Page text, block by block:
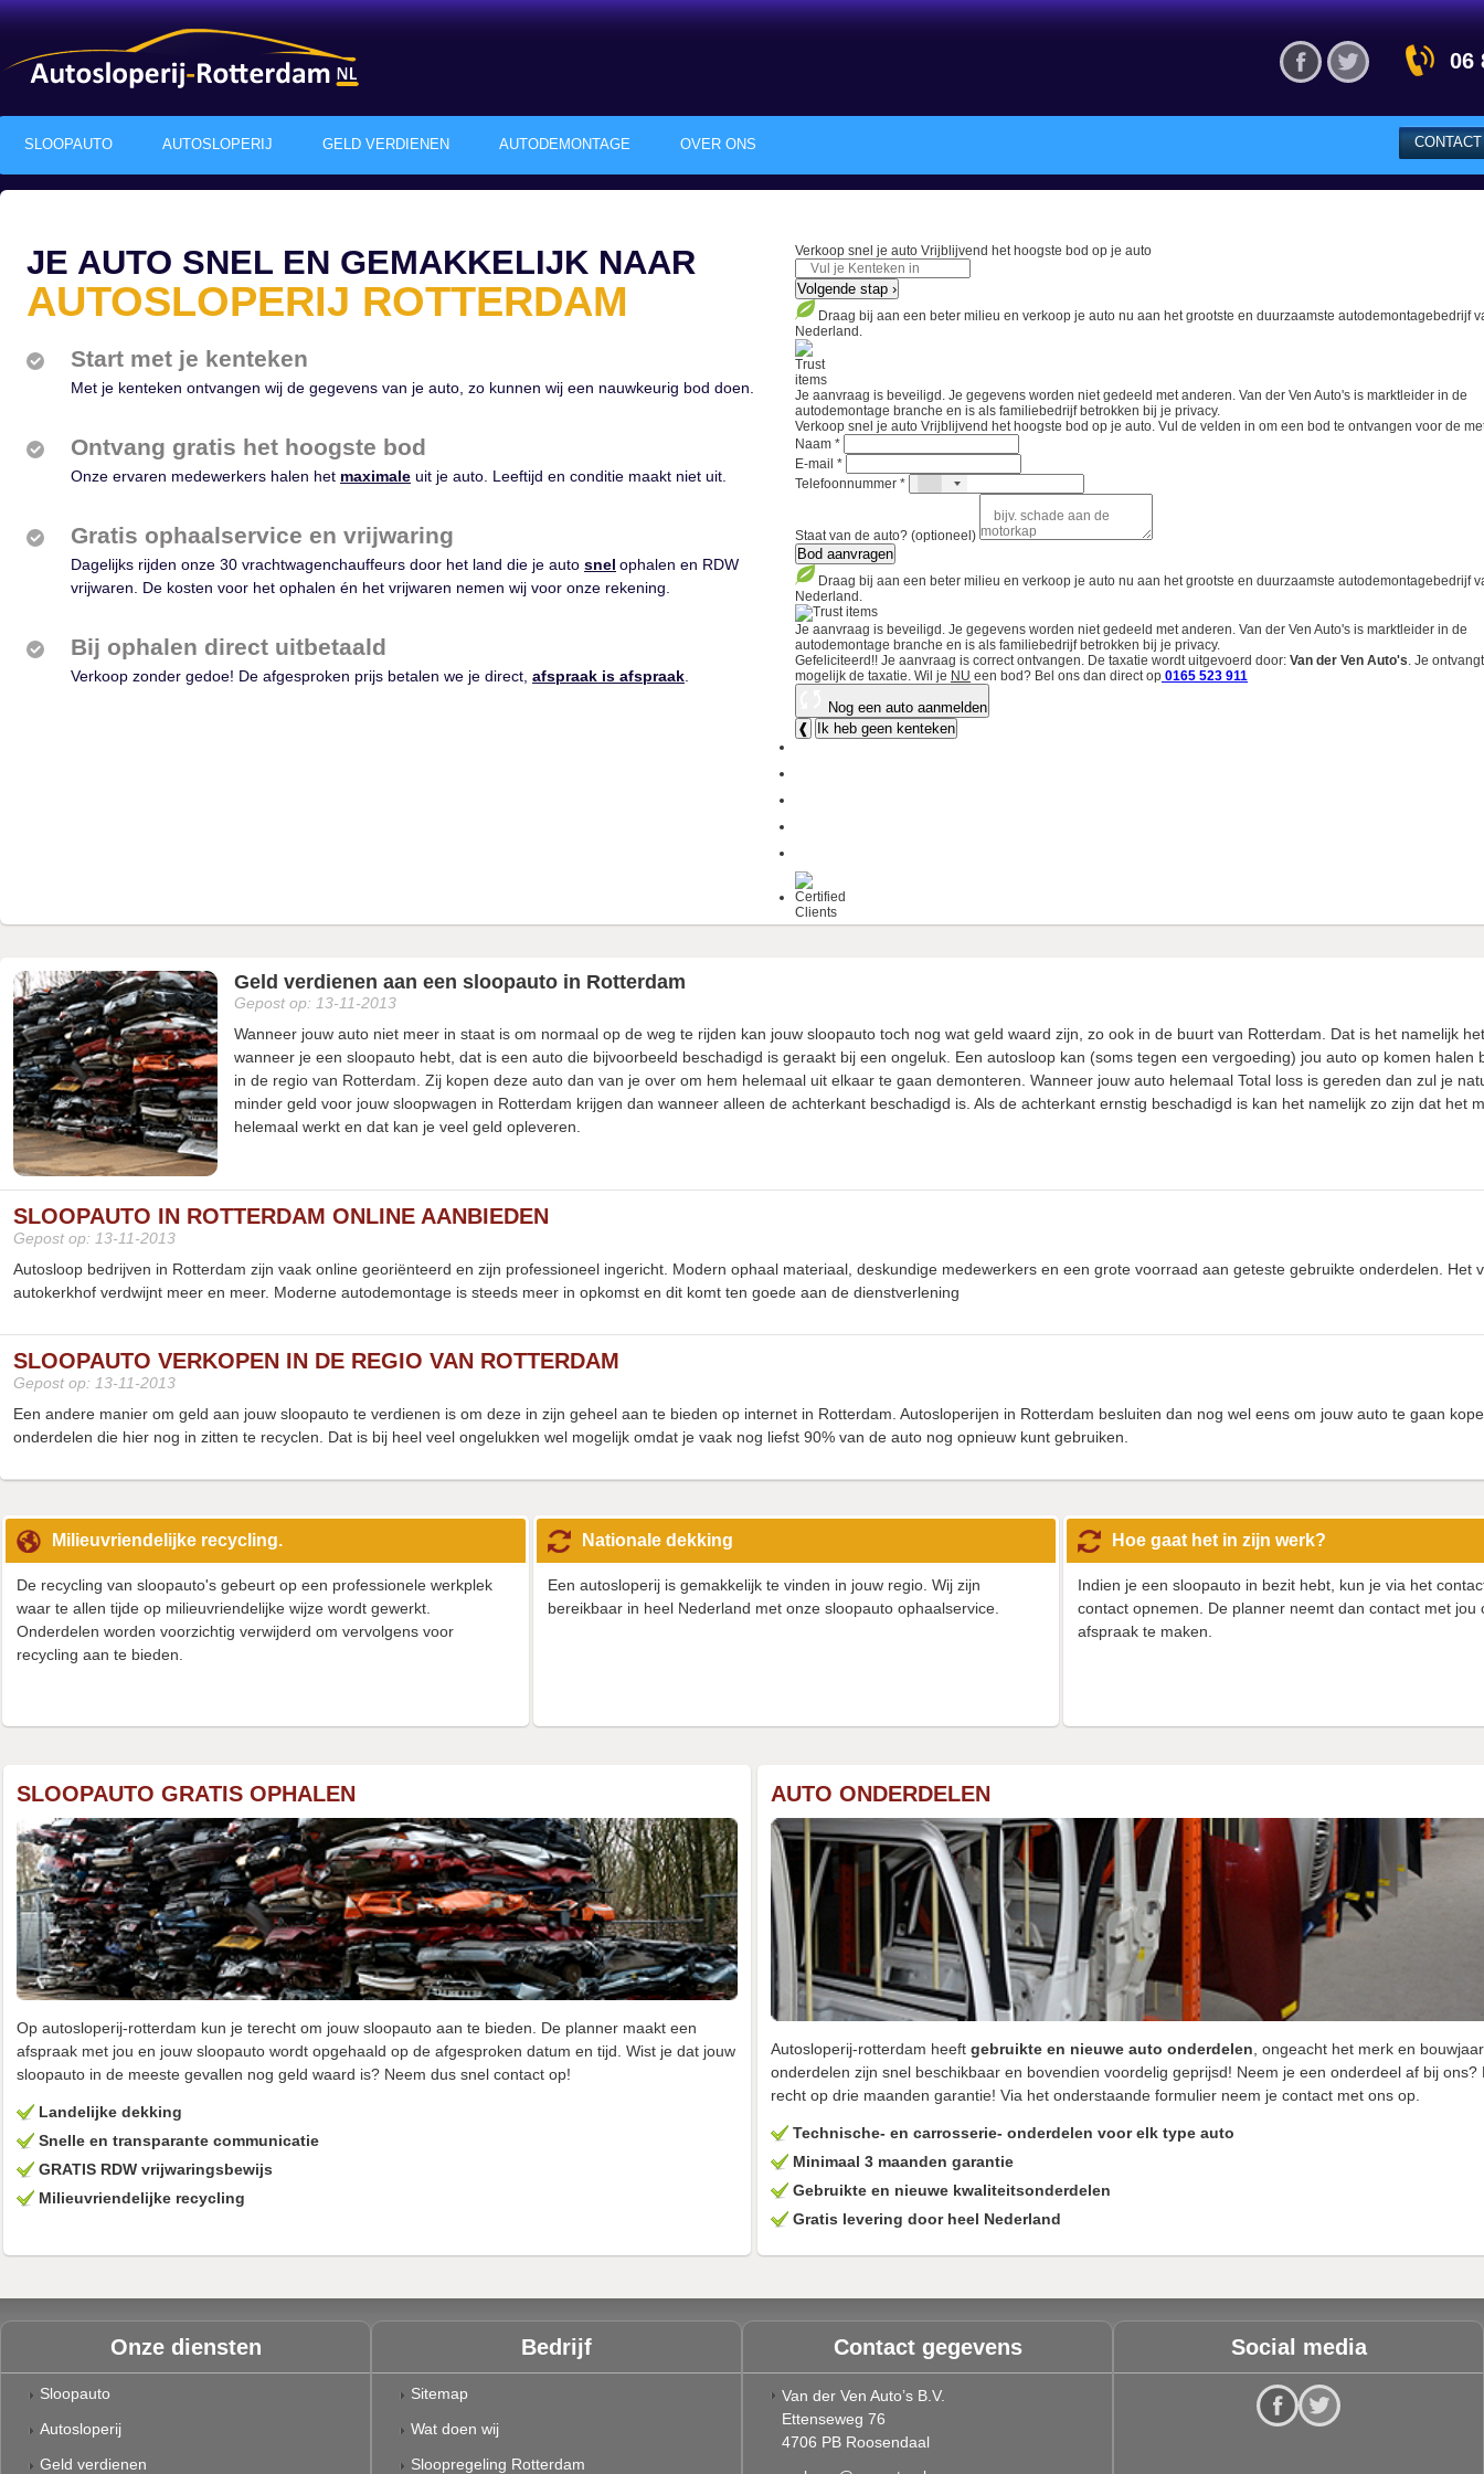
Visit our Facebook
Visit our Twitter
06
SLOOPAUTO AUTOSLOPERIJ GELD VERDIENEN AUTODEMONTAGE OVER ONS
JE AUTO SNEL EN GEMAKKELIJK NAAR
AUTOSLOPERIJ ROTTERDAM
Start met je kenteken
Met je kenteken ontvangen wij de gegevens van je auto, zo kunnen wij een nauwkeurig bod doen.
Ontvang gratis het hoogste bod
Onze ervaren medewerkers halen het maximale uit je auto. Leeftijd en conditie maakt niet uit.
Gratis ophaalservice en vrijwaring
Dagelijks rijden onze 30 vrachtwagenchauffeurs door het land die je auto snel ophalen en RDW
vrijwaren. De kosten voor het ophalen én het vrijwaren nemen wij voor onze rekening.
Bij ophalen direct uitbetaald
Verkoop zonder gedoe! De afgesproken prijs betalen we je direct, afspraak is afspraak
Verkoop snel je auto Vrijblijvend het hoogste bod op je auto
Volgende stap ›
Draag bij aan een beter milieu en verkoop je auto nu aan het grootste en duurzaamste autodemontagebedrijf
Nederland.
Je aanvraag is beveiligd. Je gegevens worden niet gedeeld met anderen. Van der Ven Auto's is marktleider in de
autodemontage branche en is als familiebedrijf betrokken bij je privacy.
Verkoop snel je auto Vrijblijvend het hoogste bod op je auto. Vul de velden in om een bod te ontvangen voor de
Naam *
E-mail *
Telefoonnummer *
Staat van de auto? (optioneel)
Bod aanvragen
Draag bij aan een beter milieu en verkoop je auto nu aan het grootste en duurzaamste autodemontagebedrijf
Nederland.
Je aanvraag is beveiligd. Je gegevens worden niet gedeeld met anderen. Van der Ven Auto's is marktleider in de
autodemontage branche en is als familiebedrijf betrokken bij je privacy.
Gefeliciteerd!! Je aanvraag is correct ontvangen. De taxatie wordt uitgevoerd door: Van der Ven Auto's. Je
mogelijk de taxatie. Wil je NU een bod? Bel ons dan direct op 0165 523 911
Nog een auto aanmelden
❰
Ik heb geen kenteken
Geld verdienen aan een sloopauto in Rotterdam
Gepost op: 13-11-2013
Wanneer jouw auto niet meer in staat is om normaal op de weg te rijden kan jouw sloopauto toch nog wat geld waard zijn, zo ook in de buurt van Rotterdam. Dat is het namelijk
wanneer je een sloopauto hebt, dat is een auto die bijvoorbeeld beschadigd is geraakt bij een ongeluk. Een autosloop kan (soms tegen een vergoeding) jou auto op komen halen
in de regio van Rotterdam. Zij kopen deze auto dan van je over om hem helemaal uit elkaar te gaan demonteren. Wanneer jouw auto helemaal Total loss is gereden dan zul je
minder geld voor jouw sloopwagen in Rotterdam krijgen dan wanneer alleen de achterkant beschadigd is. Als de achterkant ernstig beschadigd is kan het namelijk zo zijn dat het
helemaal werkt en dat kan je veel geld opleveren.
SLOOPAUTO IN ROTTERDAM ONLINE AANBIEDEN
Gepost op: 13-11-2013
Autosloop bedrijven in Rotterdam zijn vaak online georiënteerd en zijn professioneel ingericht. Modern ophaal materiaal, deskundige medewerkers en een grote voorraad aan geteste gebruikte onderdelen. Het
autokerkhof verdwijnt meer en meer. Moderne autodemontage is steeds meer in opkomst en dit komt ten goede aan de dienstverlening
SLOOPAUTO VERKOPEN IN DE REGIO VAN ROTTERDAM
Gepost op: 13-11-2013
Een andere manier om geld aan jouw sloopauto te verdienen is om deze in zijn geheel aan te bieden op internet in Rotterdam. Autosloperijen in Rotterdam besluiten dan nog wel eens om jouw auto te gaan
onderdelen die hier nog in zitten te recyclen. Dat is bij heel veel ongelukken wel mogelijk omdat je vaak nog liefst 90% van de auto nog opnieuw kunt gebruiken.
Milieuvriendelijke recycling.
De recycling van sloopauto's gebeurt op een professionele werkplek
waar te allen tijde op milieuvriendelijke wijze wordt gewerkt.
Onderdelen worden voorzichtig verwijderd om vervolgens voor
recycling aan te bieden.
Nationale dekking
Een autosloperij is gemakkelijk te vinden in jouw regio. Wij zijn
bereikbaar in heel Nederland met onze sloopauto ophaalservice.
Hoe gaat het in zijn werk?
Indien je een sloopauto in bezit hebt, kun je via het
contact opnemen. De planner neemt dan contact met jou
afspraak te maken.
SLOOPAUTO GRATIS OPHALEN
Op autosloperij-rotterdam kun je terecht om jouw sloopauto aan te bieden. De planner maakt een
afspraak met jou en jouw sloopauto wordt opgehaald op de afgesproken datum en tijd. Wist je dat jouw
sloopauto in de meeste gevallen nog geld waard is? Neem dus snel contact op!
Landelijke dekking
Snelle en transparante communicatie
GRATIS RDW vrijwaringsbewijs
Milieuvriendelijke recycling
AUTO ONDERDELEN
Autosloperij-rotterdam heeft gebruikte en nieuwe auto onderdelen , ongeacht het merk en
onderdelen zijn snel beschikbaar en bovendien voordelig geprijsd! Neem je een onderdeel af bij ons?
recht op drie maanden garantie! Via het onderstaande formulier neem je contact met ons op.
Technische- en carrosserie- onderdelen voor elk type auto
Minimaal 3 maanden garantie
Gebruikte en nieuwe kwaliteitsonderdelen
Gratis levering door heel Nederland
Onze diensten
Sloopauto
Autosloperij
Geld verdienen
Bedrijf
Sitemap
Wat doen wij
Sloopregeling Rotterdam
Contact gegevens
Van der Ven Auto’s B.V.
Ettenseweg 76
4706 PB Roosendaal
Social media
Visit our Facebook